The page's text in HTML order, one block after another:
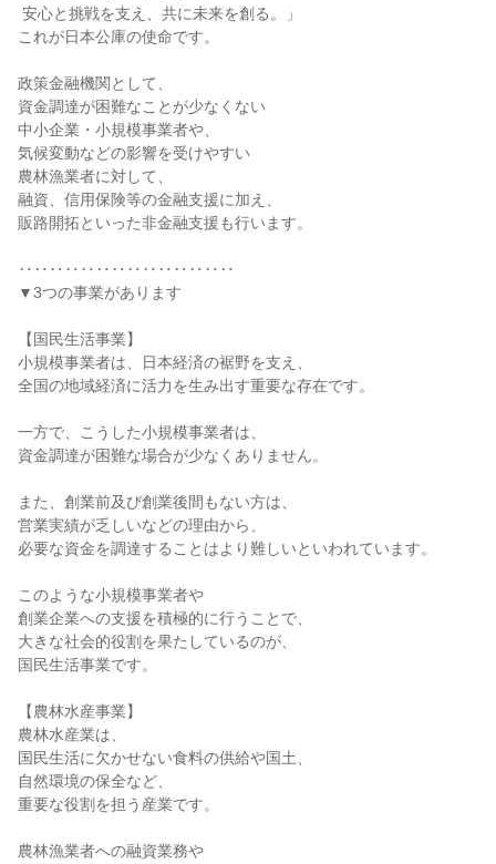
これが日本公庫の使命です。
政策金融機関として、
資金調達が困難なことが少なくない
中小企業・小規模事業者や、
気候変動などの影響を受けやすい
農林漁業者に対して、
融資、信用保険等の金融支援に加え、
販路開拓といった非金融支援も行います。
‥‥‥‥‥‥‥‥‥‥‥‥‥‥
▼3つの事業があります
【国民生活事業】
小規模事業者は、日本経済の裾野を支え、
全国の地域経済に活力を生み出す重要な存在です。
一方で、こうした小規模事業者は、
資金調達が困難な場合が少なくありません。
また、創業前及び創業後間もない方は、
営業実績が乏しいなどの理由から、
必要な資金を調達することはより難しいといわれています。
このような小規模事業者や
創業企業への支援を積極的に行うことで、
大きな社会的役割を果たしているのが、
国民生活事業です。
【農林水産事業】
農林水産業は、
国民生活に欠かせない食料の供給や国土、
自然環境の保全など、
重要な役割を担う産業です。
農林漁業者への融資業務や